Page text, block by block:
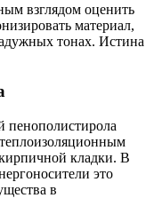
взглядом оценить
материал,
тонах. Истина
пенополистирола
кладки. В
это
в